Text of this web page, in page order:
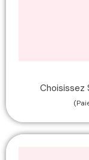
Choisissez